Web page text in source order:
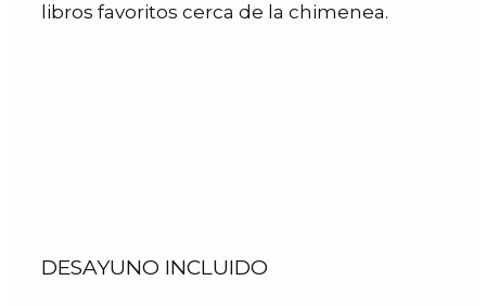
libros favoritos cerca de la chimenea.
DESAYUNO INCLUIDO